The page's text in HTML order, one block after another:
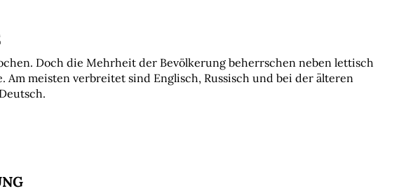
Doch die Mehrheit der Bevölkerung beherrschen neben lettisch
Am meisten verbreitet sind Englisch, Russisch und bei der älteren